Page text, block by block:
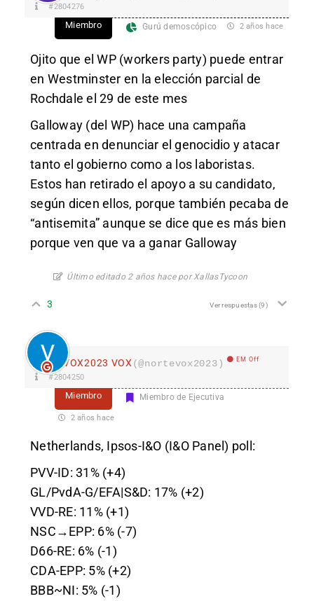
#2804276
Miembro Gurú demoscópico 2 años hace
Ojito que el WP (workers party) puede entrar
en Westminster en la elección parcial de
Rochdale el 29 de este mes
Galloway (del WP) hace una campaña
centrada en denunciar el genocidio y atacar
tanto el gobierno como a los laboristas.
Estos han retirado el apoyo a su candidato,
según dicen ellos, porque también pecaba de
“antisemita” aunque se dice que es más bien
porque ven que va a ganar Galloway
Último editado 2 años hace por XallasTycoon
3 Ver respuestas(9)
VOX2023 VOX(@nortevox2023) EM Off
#2804250
Miembro Miembro de Ejecutiva
2 años hace
Netherlands, Ipsos-I&O (I&O Panel) poll:
PVV-ID: 31% (+4)
GL/PvdA-G/EFA|S&D: 17% (+2)
VVD-RE: 11% (+1)
NSC→EPP: 6% (-7)
D66-RE: 6% (-1)
CDA-EPP: 5% (+2)
BBB~NI: 5% (-1)